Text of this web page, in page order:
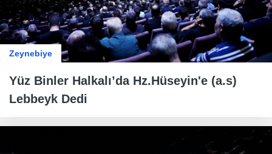
Zeynebiye
Yüz Binler Halkalı’da Hz.Hüseyin'e (a.s)
Lebbeyk Dedi